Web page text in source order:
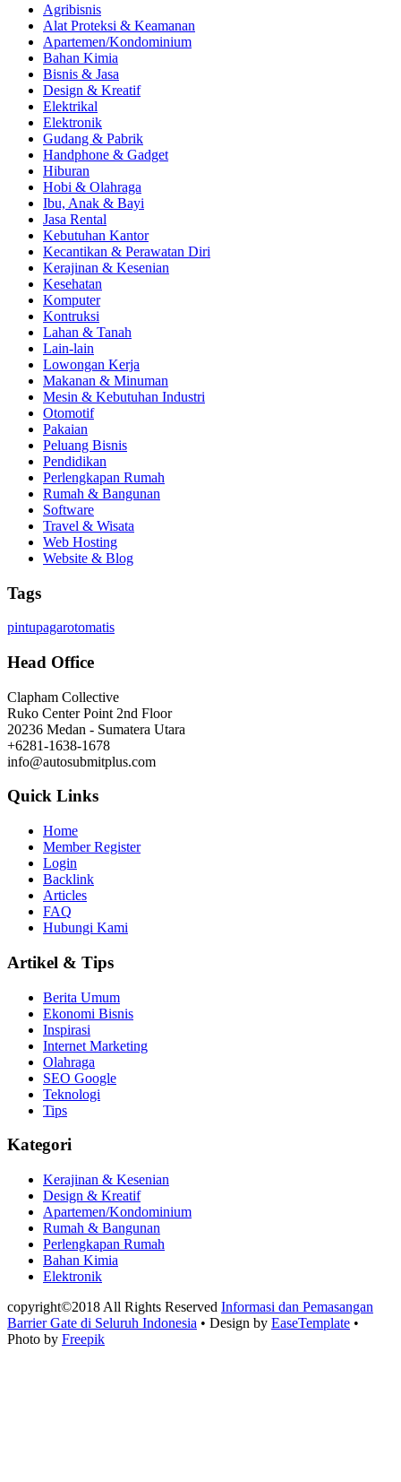
Agribisnis
Alat Proteksi & Keamanan
Apartemen/Kondominium
Bahan Kimia
Bisnis & Jasa
Design & Kreatif
Elektrikal
Elektronik
Gudang & Pabrik
Handphone & Gadget
Hiburan
Hobi & Olahraga
Ibu, Anak & Bayi
Jasa Rental
Kebutuhan Kantor
Kecantikan & Perawatan Diri
Kerajinan & Kesenian
Kesehatan
Komputer
Kontruksi
Lahan & Tanah
Lain-lain
Lowongan Kerja
Makanan & Minuman
Mesin & Kebutuhan Industri
Otomotif
Pakaian
Peluang Bisnis
Pendidikan
Perlengkapan Rumah
Rumah & Bangunan
Software
Travel & Wisata
Web Hosting
Website & Blog
Tags
pintupagarotomatis
Head Office
Clapham Collective
Ruko Center Point 2nd Floor
20236 Medan - Sumatera Utara
+6281-1638-1678
info@autosubmitplus.com
Quick Links
Home
Member Register
Login
Backlink
Articles
FAQ
Hubungi Kami
Artikel & Tips
Berita Umum
Ekonomi Bisnis
Inspirasi
Internet Marketing
Olahraga
SEO Google
Teknologi
Tips
Kategori
Kerajinan & Kesenian
Design & Kreatif
Apartemen/Kondominium
Rumah & Bangunan
Perlengkapan Rumah
Bahan Kimia
Elektronik
copyright©2018 All Rights Reserved Informasi dan Pemasangan
Barrier Gate di Seluruh Indonesia • Design by EaseTemplate •
Photo by Freepik